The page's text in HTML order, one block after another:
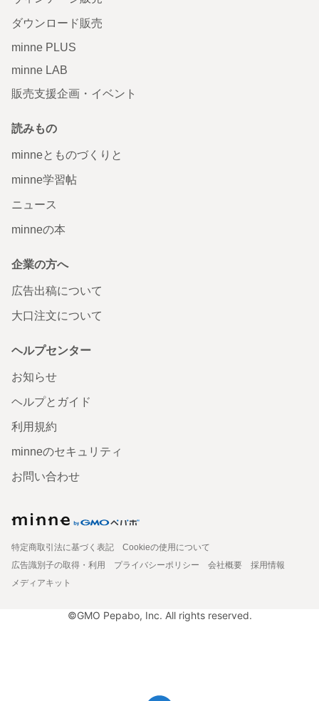
ダウンロード販売
minne PLUS
minne LAB
販売支援企画・イベント
読みもの
minneとものづくりと
minne学習帖
ニュース
minneの本
企業の方へ
広告出稿について
大口注文について
ヘルプセンター
お知らせ
ヘルプとガイド
利用規約
minneのセキュリティ
お問い合わせ
特定商取引法に基づく表記
Cookieの使用について
広告識別子の取得・利用
プライバシーポリシー 会社概要
採用情報
メディアキット
©GMO Pepabo, Inc. All rights reserved.